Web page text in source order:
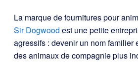
La marque de fournitures pour
Sir Dogwood est une petite
agressifs : devenir un nom familier
des animaux de compagnie plus